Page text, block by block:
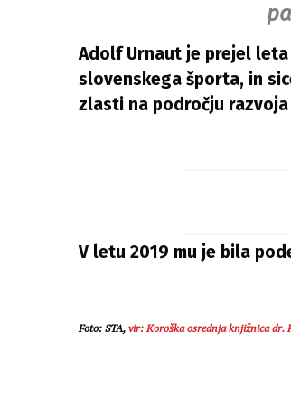
Adolf Urnaut je prejel
slovenskega športa, in
zlasti na področju
V letu 2019 mu je bila
Foto: STA, vir: Koroška osrednja knjižnica dr.